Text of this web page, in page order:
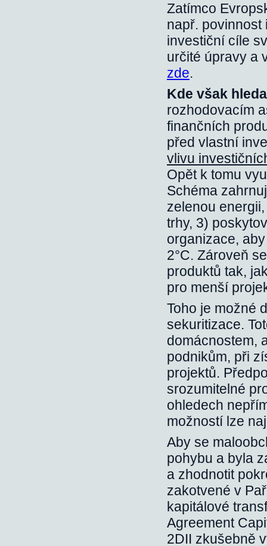
Zatímco
např.
investiční cíle
určité úpravy a
zde.
Kde však
rozhodovacím
finančních
před vlastní
vlivu
Opět k tomu
Schéma
zelenou
trhy, 3)
organizace,
2°C. Zároveň
produktů tak,
pro menší
Toho je možné
sekuritizace.
domácnostem,
podnikům, při
projektů.
srozumitelné
ohledech
možností lze
Aby se
pohybu a byla
a zhodnotit
zakotvené v
kapitálové
Agreement
2DII zkušebně